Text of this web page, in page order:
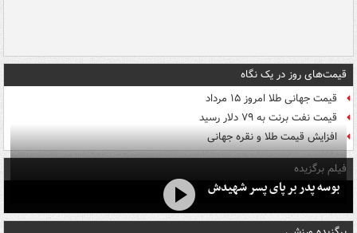
قیمت‌های روز در یک نگاه
قیمت جهانی طلا امروز ۱۵ مرداد
قیمت نفت برنت به ۷۹ دلار رسید
افزایش قیمت طلا و نقره جهانی
فیلم برگزیده
بوسه‌ پدر بر پای پسر شهیدش